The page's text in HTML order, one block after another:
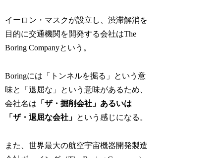
イーロン・マスクが設立し、渋滞解消を
目的に交通機関を開発する会社はThe
Boring Companyという。
Boringには「トンネルを掘る」という意
味と「退屈な」という意味があるため、
会社名は 「ザ・掘削会社」あるいは
「ザ・退屈な会社」 という感じになる。
また、世界最大の航空宇宙機器開発製造